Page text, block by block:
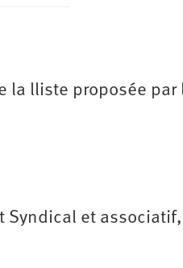
lliste proposée par
et